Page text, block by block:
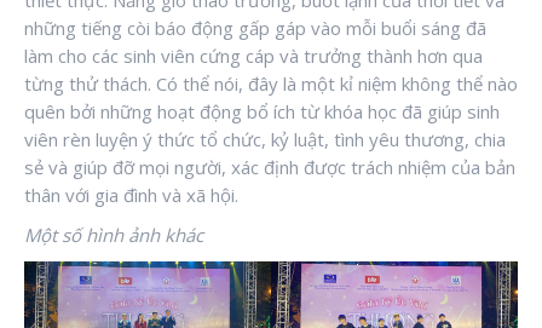
những tiếng còi báo động gấp gáp vào mỗi buổi sáng đã
làm cho các sinh viên cứng cáp và trưởng thành hơn qua
từng thử thách. Có thể nói, đây là một kỉ niệm không thể nào
quên bởi những hoạt động bổ ích từ khóa học đã giúp sinh
viên rèn luyện ý thức tổ chức, kỷ luật, tình yêu thương, chia
sẻ và giúp đỡ mọi người, xác định được trách nhiệm của bản
thân với gia đình và xã hội.
Một số hình ảnh khác